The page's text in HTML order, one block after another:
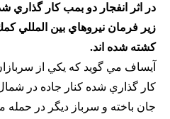
در اثر انفجار دو بمب كار گذاري
زير فرمان نيروهاي بين المللي
كشته شده اند.
آيساف مي گويد كه يكي از
كار گذاري شده كنار جاده در
جان باخته و سرباز ديگر در